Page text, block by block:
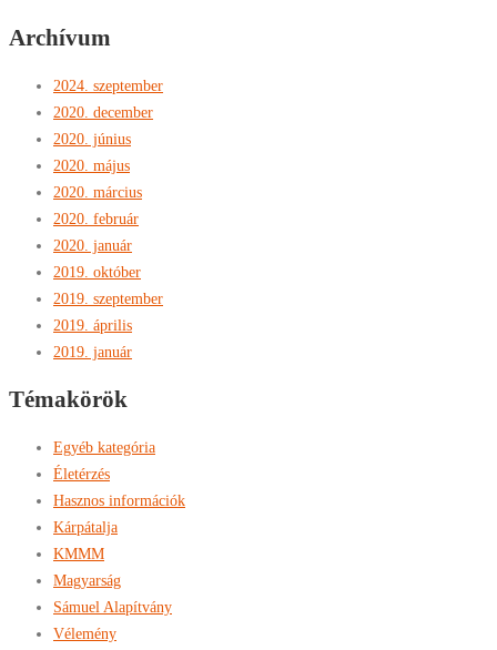
Archívum
2024. szeptember
2020. december
2020. június
2020. május
2020. március
2020. február
2020. január
2019. október
2019. szeptember
2019. április
2019. január
Témakörök
Egyéb kategória
Életérzés
Hasznos információk
Kárpátalja
KMMM
Magyarság
Sámuel Alapítvány
Vélemény